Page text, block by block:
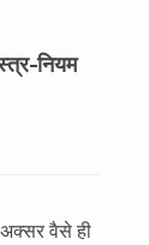
नियम
अक्सर वैसे ही